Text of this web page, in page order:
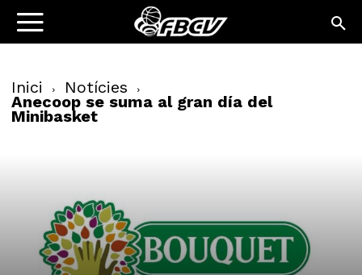
Inici Notícies
Anecoop se suma al gran día del
Minibasket